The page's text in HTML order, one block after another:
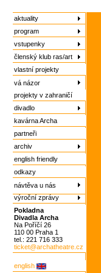
aktuality
program
vstupenky
členský klub ras/art
vlastní projekty
vá názor
projekty v zahraničí
divadlo
kavárna Archa
partneři
archiv
english friendly
odkazy
návtěva u nás
výroční zprávy
Pokladna
Divadla Archa
Na Poříčí 26
110 00 Praha 1
tel.: 221 716 333
ticket@archatheatre.cz
english